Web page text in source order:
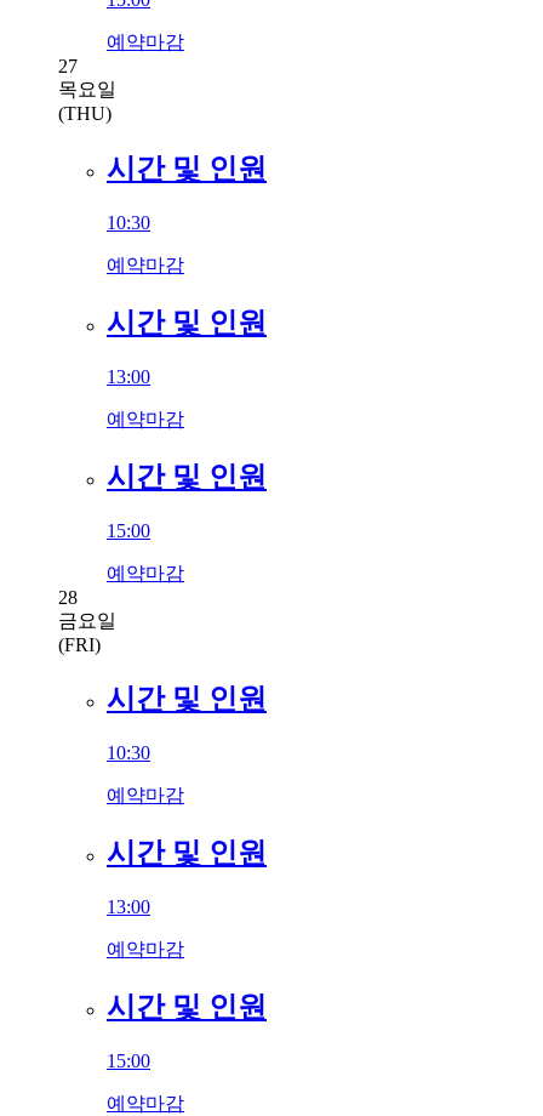
예약마감
27
목요일
(THU)
시간 및 인원
10:30
예약마감
시간 및 인원
13:00
예약마감
시간 및 인원
15:00
예약마감
28
금요일
(FRI)
시간 및 인원
10:30
예약마감
시간 및 인원
13:00
예약마감
시간 및 인원
15:00
예약마감